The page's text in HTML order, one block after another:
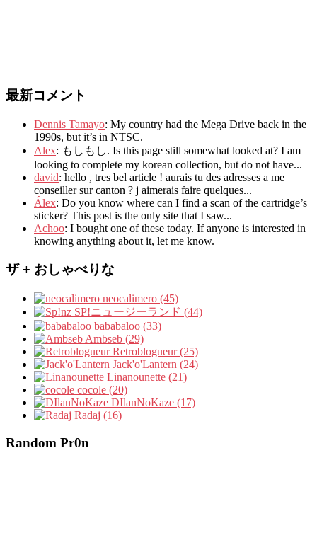
最新コメント
Dennis Tamayo: My country had the Mega Drive back in the
1990s, but it’s in NTSC.
Alex: もしもし. Is this page still somewhat looked at? I am
looking to complete my korean collection, but do not have...
david: hello , tres bel article ! aurais tu des adresses a me
conseiller sur canton ? j aimerais faire quelques...
Álex: Do you know where can I find a scan of the cartridge’s
sticker? This post is the only site that I saw...
Achoo: I bought one of these today. If anyone is interested in
knowing anything about it, let me know.
ザ + おしゃべりな
neocalimero (45)
SP!ニュージーランド (44)
bababaloo (33)
Ambseb (29)
Retroblogueur (25)
Jack'o'Lantern (24)
Linanounette (21)
cocole (20)
DIlanNoKaze (17)
Radaj (16)
Random Pr0n